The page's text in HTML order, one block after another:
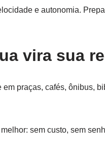
e autonomia.
vira sua
praças, cafés, ônibus,
sem custo, sem